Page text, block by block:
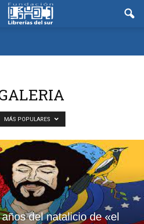
MÁS POPULARES
del natalicio de «el